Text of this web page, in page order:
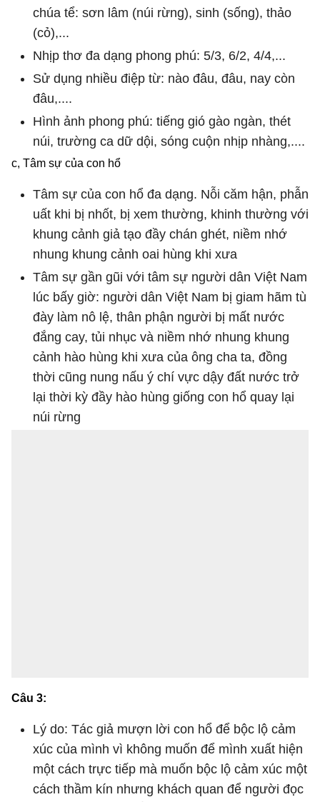
chúa tể: sơn lâm (núi rừng), sinh (sống), thảo
(cỏ),...
Nhịp thơ đa dạng phong phú: 5/3, 6/2, 4/4,...
Sử dụng nhiều điệp từ: nào đâu, đâu, nay còn
đâu,....
Hình ảnh phong phú: tiếng gió gào ngàn, thét
núi, trường ca dữ dội, sóng cuộn nhịp nhàng,....
c, Tâm sự của con hổ
Tâm sự của con hổ đa dạng. Nỗi căm hận, phẫn
uất khi bị nhốt, bị xem thường, khinh thường với
khung cảnh giả tạo đầy chán ghét, niềm nhớ
nhung khung cảnh oai hùng khi xưa
Tâm sự gần gũi với tâm sự người dân Việt Nam
lúc bấy giờ: người dân Việt Nam bị giam hãm tù
đày làm nô lệ, thân phận người bị mất nước
đắng cay, tủi nhục và niềm nhớ nhung khung
cảnh hào hùng khi xưa của ông cha ta, đồng
thời cũng nung nấu ý chí vực dậy đất nước trở
lại thời kỳ đầy hào hùng giống con hổ quay lại
núi rừng
Câu 3:
Lý do: Tác giả mượn lời con hổ để bộc lộ cảm
xúc của mình vì không muốn để mình xuất hiện
một cách trực tiếp mà muốn bộc lộ cảm xúc một
cách thầm kín nhưng khách quan để người đọc